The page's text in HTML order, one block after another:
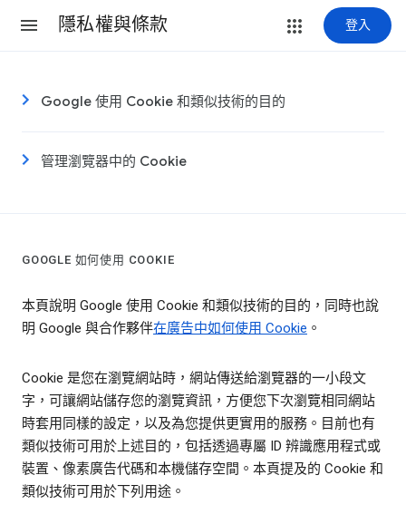
隱私權與條款 登入
Google 使用 Cookie 和類似技術的目的
管理瀏覽器中的 Cookie
GOOGLE 如何使用 COOKIE
本頁說明 Google 使用 Cookie 和類似技術的目的，同時也說
明 Google 與合作夥伴在廣告中如何使用 Cookie 。
Cookie 是您在瀏覽網站時，網站傳送給瀏覽器的一小段文
字，可讓網站儲存您的瀏覽資訊，方便您下次瀏覽相同網站
時套用同樣的設定，以及為您提供更實用的服務。目前也有
類似技術可用於上述目的，包括透過專屬 ID 辨識應用程式或
裝置、像素廣告代碼和本機儲存空間。本頁提及的 Cookie 和
類似技術可用於下列用途。